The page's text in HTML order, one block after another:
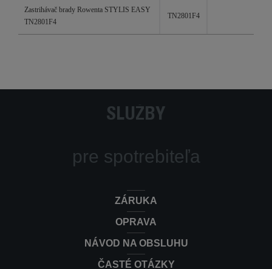
/ kódy
Zastrihávač brady Rowenta STYLIS EASY
TN2801F4
TN2801F4
SLUŽBY
pre spotrebiteľa
ZÁRUKA
OPRAVA
NÁVOD NA OBSLUHU
ČASTÉ OTÁZKY